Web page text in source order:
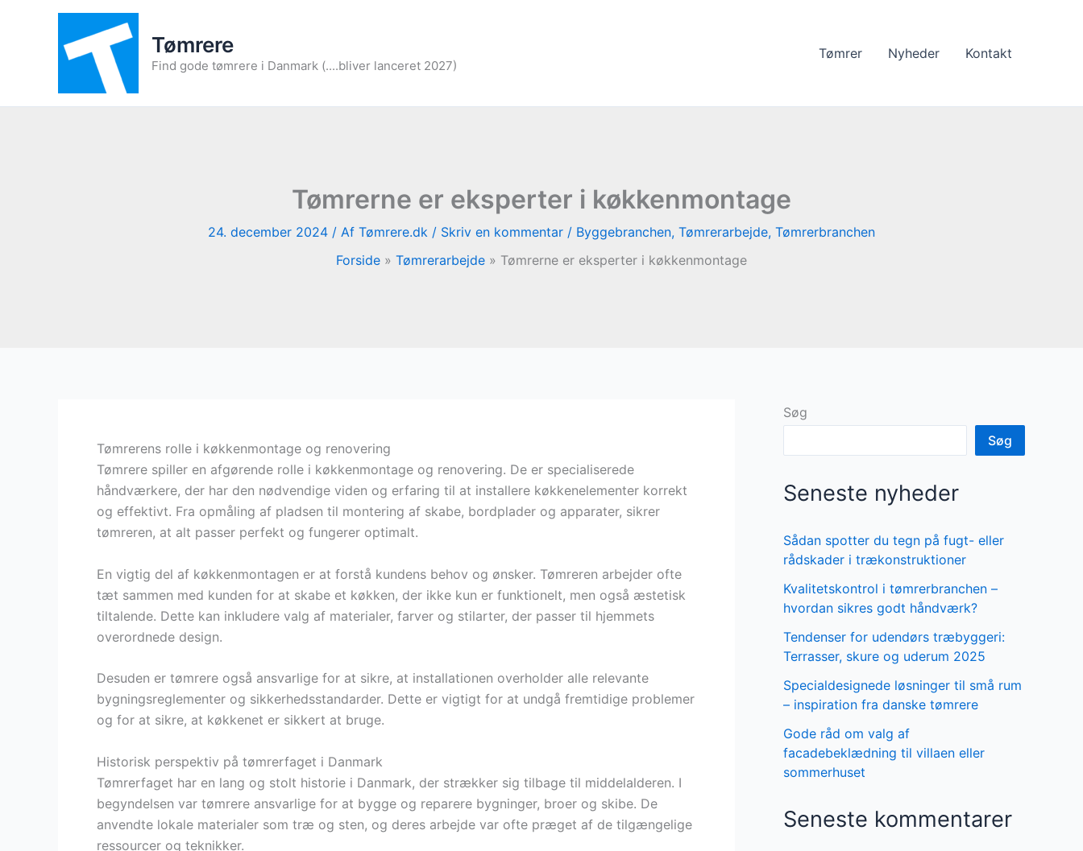
Tømrere
Find gode tømrere i Danmark (....bliver lanceret 2027)
Tømrer Nyheder Kontakt
Tømrerne er eksperter i køkkenmontage
24. december 2024 / Af Tømrere.dk / Skriv en kommentar / Byggebranchen, Tømrerarbejde, Tømrerbranchen
Forside
Tømrerarbejde Tømrerne er eksperter i køkkenmontage
Tømrerens rolle i køkkenmontage og renovering
Tømrere spiller en afgørende rolle i køkkenmontage og renovering. De er specialiserede
håndværkere, der har den nødvendige viden og erfaring til at installere køkkenelementer korrekt
og effektivt. Fra opmåling af pladsen til montering af skabe, bordplader og apparater, sikrer
tømreren, at alt passer perfekt og fungerer optimalt.
En vigtig del af køkkenmontagen er at forstå kundens behov og ønsker. Tømreren arbejder ofte
tæt sammen med kunden for at skabe et køkken, der ikke kun er funktionelt, men også æstetisk
tiltalende. Dette kan inkludere valg af materialer, farver og stilarter, der passer til hjemmets
overordnede design.
Desuden er tømrere også ansvarlige for at sikre, at installationen overholder alle relevante
bygningsreglementer og sikkerhedsstandarder. Dette er vigtigt for at undgå fremtidige problemer
og for at sikre, at køkkenet er sikkert at bruge.
Historisk perspektiv på tømrerfaget i Danmark
Tømrerfaget har en lang og stolt historie i Danmark, der strækker sig tilbage til middelalderen. I
begyndelsen var tømrere ansvarlige for at bygge og reparere bygninger, broer og skibe. De
anvendte lokale materialer som træ og sten, og deres arbejde var ofte præget af de tilgængelige
ressourcer og teknikker.
Søg
Søg
Seneste nyheder
Sådan spotter du tegn på fugt- eller
rådskader i trækonstruktioner
Kvalitetskontrol i tømrerbranchen –
hvordan sikres godt håndværk?
Tendenser for udendørs træbyggeri:
Terrasser, skure og uderum 2025
Specialdesignede løsninger til små rum
– inspiration fra danske tømrere
Gode råd om valg af
facadebeklædning til villaen eller
sommerhuset
Seneste kommentarer